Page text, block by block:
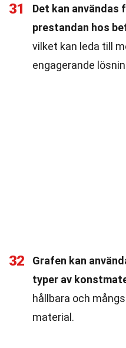
31
Det kan
prestandan hos
vilket kan leda till
engagerande
32
Grafen kan
typer av
hållbara och
material.